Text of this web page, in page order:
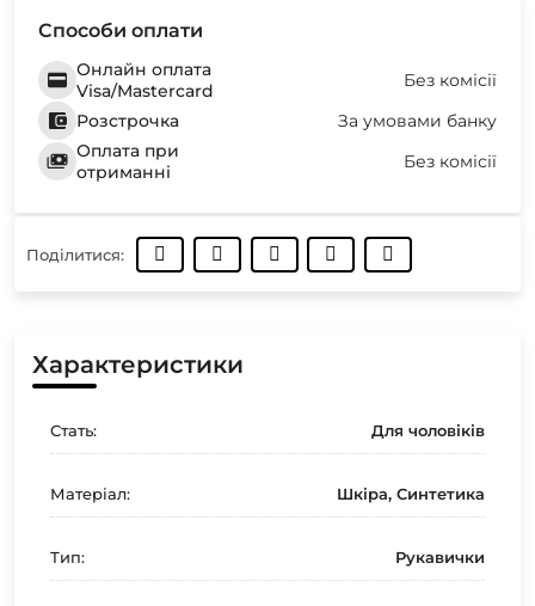
Способи оплати
Онлайн оплата
Visa/Mastercard
Без комісії
Розстрочка
За умовами банку
Оплата при
отриманні
Без комісії
Поділитися:
Характеристики
Стать: Для чоловіків
Матеріал: Шкіра, Синтетика
Тип: Рукавички